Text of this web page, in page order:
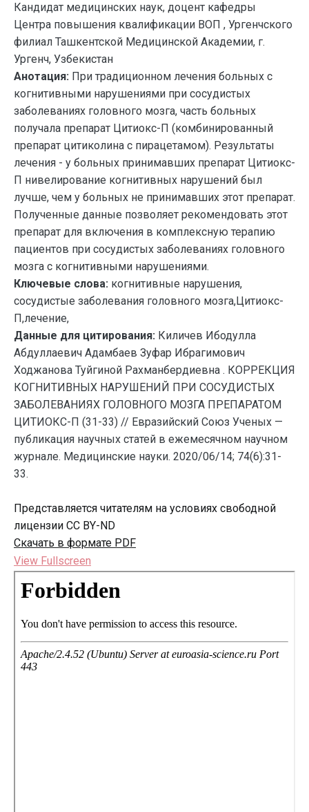
Кандидат медицинских наук, доцент кафедры
Центра повышения квалификации ВОП , Ургенчского
филиал Ташкентской Медицинской Академии, г.
Ургенч, Узбекистан
Анотация: При традиционном лечения больных с
когнитивными нарушениями при сосудистых
заболеваниях головного мозга, часть больных
получала препарат Цитиокс-П (комбинированный
препарат цитиколина с пирацетамом). Результаты
лечения - у больных принимавших препарат Цитиокс-
П нивелирование когнитивных нарушений был
лучше, чем у больных не принимавших этот препарат.
Полученные данные позволяет рекомендовать этот
препарат для включения в комплексную терапию
пациентов при сосудистых заболеваниях головного
мозга с когнитивными нарушениями.
Ключевые слова: когнитивные нарушения,
сосудистые заболевания головного мозга,Цитиокс-
П,лечение,
Данные для цитирования: Киличев Ибодулла
Абдуллаевич Адамбаев Зуфар Ибрагимович
Ходжанова Туйгиной Рахманбердиевна . КОРРЕКЦИЯ
КОГНИТИВНЫХ НАРУШЕНИЙ ПРИ СОСУДИСТЫХ
ЗАБОЛЕВАНИЯХ ГОЛОВНОГО МОЗГА ПРЕПАРАТОМ
ЦИТИОКС-П (31-33) // Евразийский Союз Ученых —
публикация научных статей в ежемесячном научном
журнале. Медицинские науки. 2020/06/14; 74(6):31-
33.
Представляется читателям на условиях свободной
лицензии CC BY-ND
Скачать в формате PDF
View Fullscreen
Перейти
содержимому